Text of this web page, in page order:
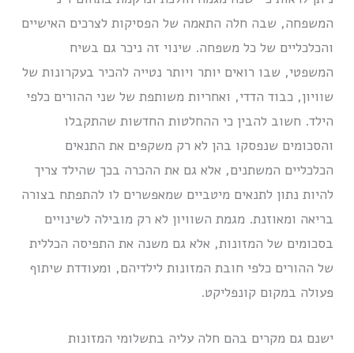
המשפחה, שבה חלה התאמה של הפסיקות לצרכים האישיים
והכלכליים של כל משפחה. שינוי זה ניכר גם בשיח
המשפטי, שבו רואים יותר ויותר נטייה להכיר בעקרונות של
שוויון, כבוד הדדי, ואחריות משותפת של שני ההורים כלפי
הילד. חשוב להבין כי ההחלטות החדשות שהתקבלו
והסכומים שנפסקו בהן לא רק משקפים את התנאים
הכלכליים המשתנים, אלא גם את ההכרה בכך שהילד צריך
להיות נתון לתנאים מיטביים שמאפשרים לו להתפתח בצורה
בריאה ומאוזנת. מגמת השוויון לא רק מובילה לשינויים
בסכומים של המזונות, אלא גם משנה את התפיסה הכללית
של ההורים כלפי חובת המזונות לילדיהם, ומעודדת שיתוף
פעולה במקום קונפליקט.
ישנם גם מקרים בהם חלה עליה בתשלומי המזונות